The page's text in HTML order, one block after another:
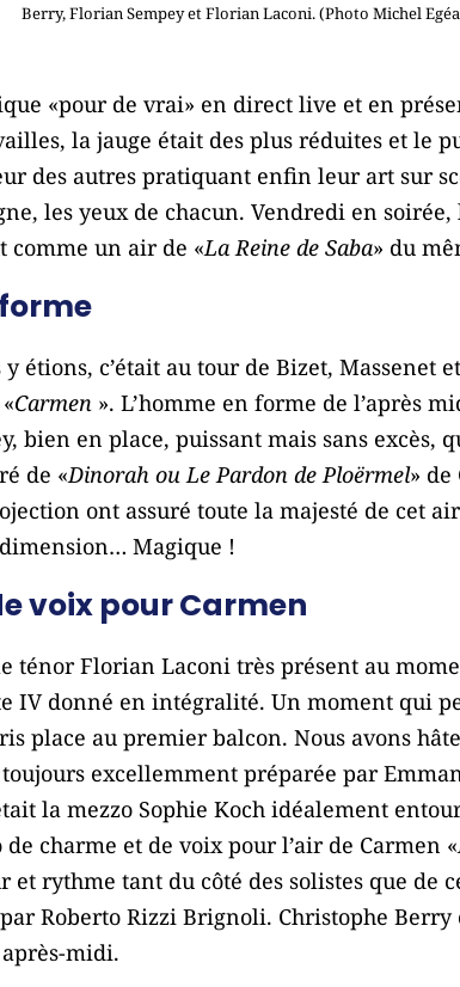
Berry, Florian Sempey et Florian Laconi. (Photo Michel
«pour de vrai» en direct live et en
la jauge était des plus réduites et le
des autres pratiquant enfin leur art sur
les yeux de chacun. Vendredi en soirée,
comme un air de «La Reine de Saba» du
étions, c’était au tour de Bizet, Massenet
Carmen ». L’homme en forme de l’après
bien en place, puissant mais sans excès,
de «Dinorah ou Le Pardon de Ploërmel» de
ont assuré toute la majesté de cet
Magique !
voix pour Carmen
ténor Florian Laconi très présent au
IV donné en intégralité. Un moment qui
place au premier balcon. Nous avons
excellemment préparée par
la mezzo Sophie Koch idéalement
charme et de voix pour l’air de Carmen «
et rythme tant du côté des solistes que de
Roberto Rizzi Brignoli. Christophe
midi.